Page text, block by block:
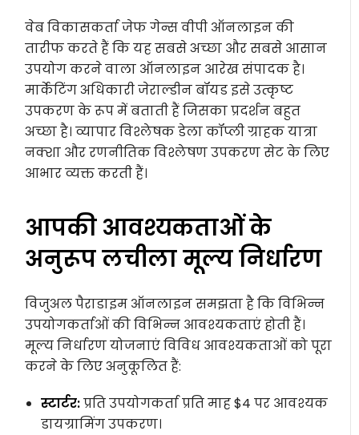
वेब विकासकर्ता जेफ गेन्स वीपी ऑनलाइन की
तारीफ करते हैं कि यह सबसे अच्छा और सबसे आसान
उपयोग करने वाला ऑनलाइन आरेख संपादक है।
मार्केटिंग अधिकारी जेराल्डीन बॉयड इसे उत्कृष्ट
उपकरण के रूप में बताती हैं जिसका प्रदर्शन बहुत
अच्छा है। व्यापार विश्लेषक डेला कॉप्ली ग्राहक यात्रा
नक्शा और रणनीतिक विश्लेषण उपकरण सेट के लिए
आभार व्यक्त करती हैं।
आपकी आवश्यकताओं के
अनुरूप लचीला मूल्य निर्धारण
विजुअल पैराडाइम ऑनलाइन समझता है कि विभिन्न
उपयोगकर्ताओं की विभिन्न आवश्यकताएं होती हैं।
मूल्य निर्धारण योजनाएं विविध आवश्यकताओं को पूरा
करने के लिए अनुकूलित हैं:
स्टार्टर:प्रति उपयोगकर्ता प्रति माह $4 पर आवश्यक
डायग्रामिंग उपकरण।